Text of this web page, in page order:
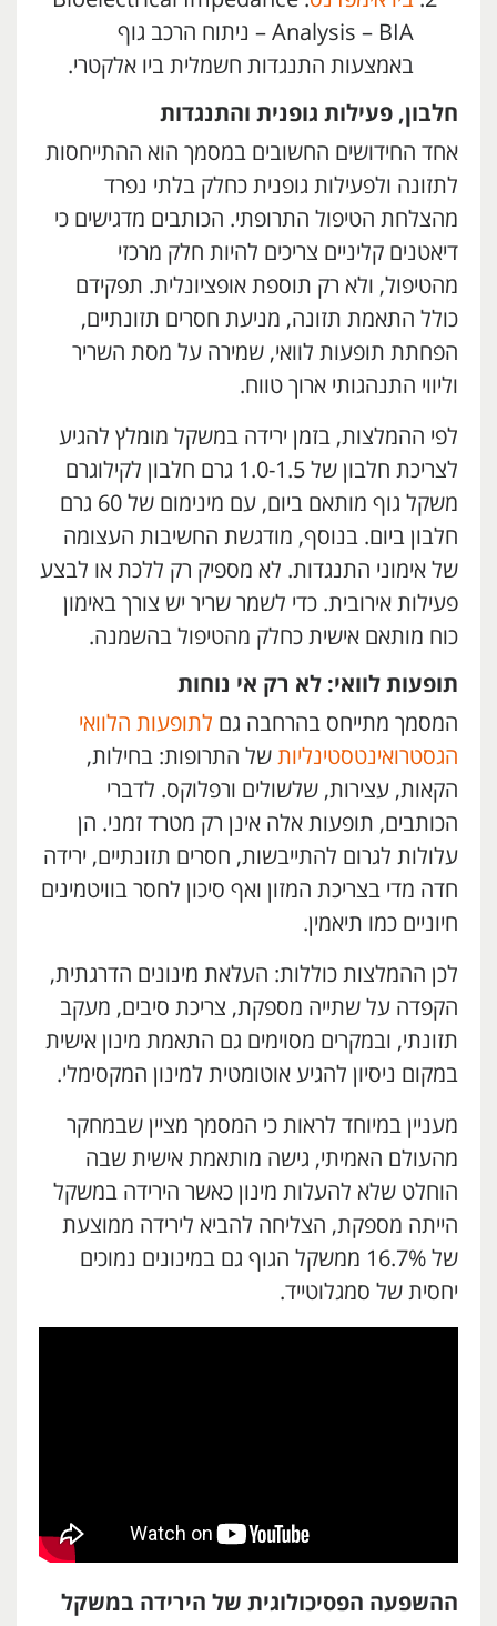
Analysis – BIA – ניתוח הרכב גוף
באמצעות התנגדות חשמלית ביו אלקטרי.
חלבון, פעילות גופנית והתנגדות
אחד החידושים החשובים במסמך הוא ההתייחסות
לתזונה ולפעילות גופנית כחלק בלתי נפרד
מהצלחת הטיפול התרופתי. הכותבים מדגישים כי
דיאטנים קליניים צריכים להיות חלק מרכזי
מהטיפול, ולא רק תוספת אופציונלית. תפקידם
כולל התאמת תזונה, מניעת חסרים תזונתיים,
הפחתת תופעות לוואי, שמירה על מסת השריר
וליווי התנהגותי ארוך טווח.
לפי ההמלצות, בזמן ירידה במשקל מומלץ להגיע
לצריכת חלבון של 1.0-1.5 גרם חלבון לקילוגרם
משקל גוף מותאם ביום, עם מינימום של 60 גרם
חלבון ביום. בנוסף, מודגשת החשיבות העצומה
של אימוני התנגדות. לא מספיק רק ללכת או לבצע
פעילות אירובית. כדי לשמר שריר יש צורך באימון
כוח מותאם אישית כחלק מהטיפול בהשמנה.
תופעות לוואי: לא רק אי נוחות
המסמך מתייחס בהרחבה גם לתופעות הלוואי
הגסטרואינטסטינליות של התרופות: בחילות,
הקאות, עצירות, שלשולים ורפלוקס. לדברי
הכותבים, תופעות אלה אינן רק מטרד זמני. הן
עלולות לגרום להתייבשות, חסרים תזונתיים, ירידה
חדה מדי בצריכת המזון ואף סיכון לחסר בוויטמינים
חיוניים כמו תיאמין.
לכן ההמלצות כוללות: העלאת מינונים הדרגתית,
הקפדה על שתייה מספקת, צריכת סיבים, מעקב
תזונתי, ובמקרים מסוימים גם התאמת מינון אישית
במקום ניסיון להגיע אוטומטית למינון המקסימלי.
מעניין במיוחד לראות כי המסמך מציין שבמחקר
מהעולם האמיתי, גישה מותאמת אישית שבה
הוחלט שלא להעלות מינון כאשר הירידה במשקל
הייתה מספקת, הצליחה להביא לירידה ממוצעת
של 16.7% ממשקל הגוף גם במינונים נמוכים
יחסית של סמגלוטייד.
ההשפעה הפסיכולוגית של הירידה במשקל